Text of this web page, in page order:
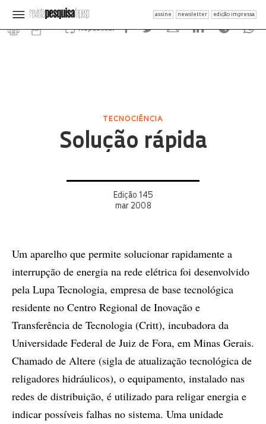
assine newsletter edição impressa
Republicar
TECNOCIÊNCIA
Solução rápida
Edição 145
mar 2008
Um aparelho que permite solucionar rapidamente a
interrupção de energia na rede elétrica foi desenvolvido
pela Lupa Tecnologia, empresa de base tecnológica
residente no Centro Regional de Inovação e
Transferência de Tecnologia (Critt), incubadora da
Universidade Federal de Juiz de Fora, em Minas Gerais.
Chamado de Altere (sigla de atualização tecnológica de
religadores hidráulicos), o equipamento, instalado nas
redes de distribuição, é utilizado para religar energia e
indicar possíveis falhas no sistema. Uma unidade